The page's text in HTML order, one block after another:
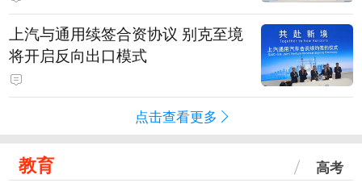
上汽与通用续签合资协议 别克至境
将开启反向出口模式
点击查看更多
教育 高考